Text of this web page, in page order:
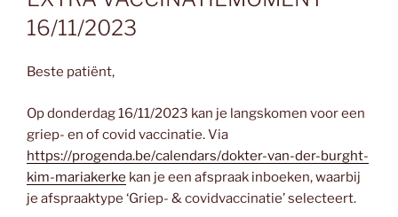
16/11/2023
Beste patiënt,
Op donderdag 16/11/2023 kan je langskomen voor een
griep- en of covid vaccinatie. Via
https://progenda.be/calendars/dokter-van-der-burght-
kim-mariakerke kan je een afspraak inboeken, waarbij
je afspraaktype ‘Griep- & covidvaccinatie’ selecteert.